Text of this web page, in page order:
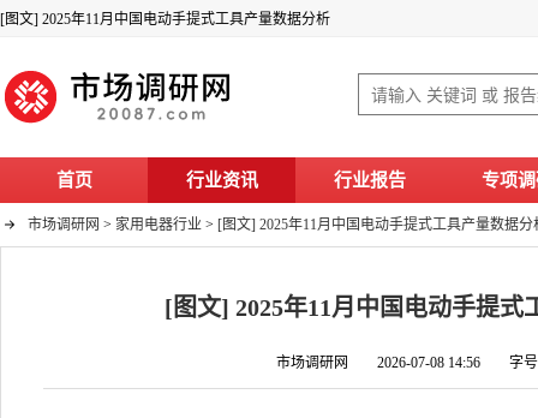
[图文] 2025年11月中国电动手提式工具产量数据分析
首页 行业资讯 行业报告 专项
市场调研网 > 家用电器行业 > [图文] 2025年11月中国电动手提式工具产量数据分
[图文] 2025年11月中国电动手提式
市场调研网 2026-07-08 14:56 字